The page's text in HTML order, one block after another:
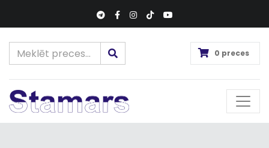
0 preces